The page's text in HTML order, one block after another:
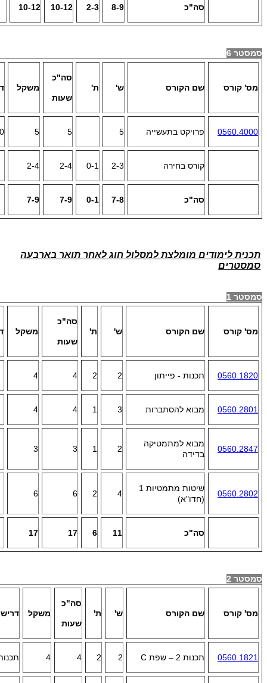
סה"כ 8-9
2-3
10-12
10-12
סמסטר 6
מס' קורס שם הקורס ש' ת'
סה"כ
שעות
משקל
0560.4000 פרויקט בתעשייה 5
5
5
30
קורס בחירה 2-3
0-1
2-4
2-4
סה"כ 7-8
0-1
7-9
7-9
תכנית לימודים מומלצת למסלול חוג לאחר תואר בארבעה
סמסטרים
סמסטר 1
מס' קורס שם הקורס ש' ת'
סה"כ
שעות
משקל
0560.1820 תכנות - פייתון 2
2
4
4
0560.2801 מבוא להסתברות 3
1
4
4
0560.2847
מבוא למתמטיקה
בדידה
2
1
3
3
0560.2802
שיטות מתמטיות 1
(חדו"א)
4
2
6
6
סה"כ 11
6
17
17
סמסטר 2
מס' קורס שם הקורס ש' ת'
סה"כ
שעות
משקל
0560.1821 תכנות 2 – שפת C
2
2
4
4